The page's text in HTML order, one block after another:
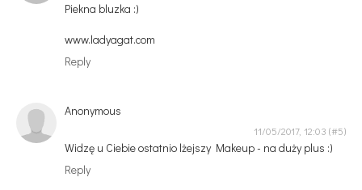
Piekna bluzka :)
www.ladyagat.com
Reply
Anonymous
11/05/2017, 12:03
Widzę u Ciebie ostatnio lżejszy Makeup - na duży plus :)
Reply